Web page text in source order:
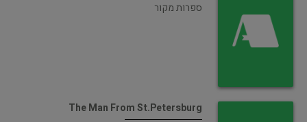
ספרות מקור
The Man From St.Petersburg